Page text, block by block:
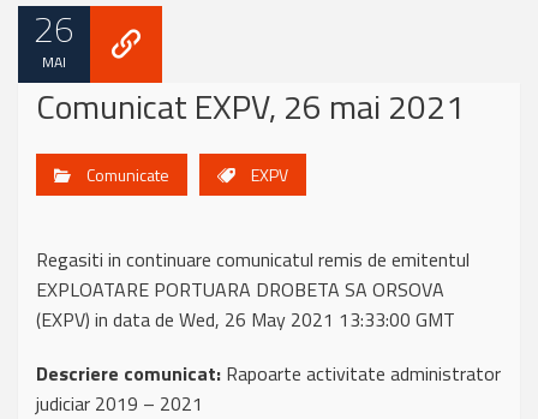
26
MAI
Comunicat EXPV, 26 mai 2021
Comunicate EXPV
Regasiti in continuare comunicatul remis de emitentul
EXPLOATARE PORTUARA DROBETA SA ORSOVA
(EXPV) in data de Wed, 26 May 2021 13:33:00 GMT
Descriere comunicat: Rapoarte activitate administrator
judiciar 2019 – 2021